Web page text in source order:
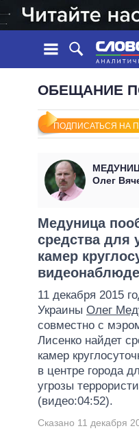
ЛЕНТА
СОБЫТИЯ
СТАТЬИ
МНЕНИЯ
ОБЗОРЫ
ДАЙДЖЕСТЫ
ВСЕ ПОЛИТИКИ
ПРЕЗИДЕНТ И
ВЕРХОВНАЯ
КАБИНЕТ
ГЛАВЫ
МЭРЫ
ВСЕ ПЕРСОНЫ
ОБЕЩАНИЕ
ПОДПИСАТЬСЯ НА
Олег
Медуница
средства для
камер
11 декабря 2015
Украины Олег
совместно с
Лисенко найдет
камер
в центре города
угрозы
(видео:04:52).
Сказано 11 декабря